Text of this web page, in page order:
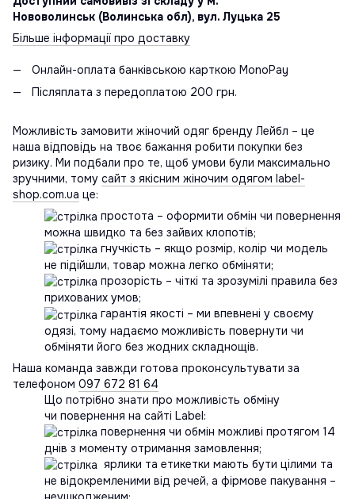
Нововолинськ (Волинська обл), вул. Луцька 25
Більше інформації про доставку
Онлайн-оплата банківською карткою MonoPay
Післяплата з передоплатою 200 грн.
Можливість замовити жіночий одяг бренду Лейбл – це
наша відповідь на твоє бажання робити покупки без
ризику. Ми подбали про те, щоб умови були максимально
зручними, тому сайт з якісним жіночим одягом label-
shop.com.ua це:
простота – оформити обмін чи повернення
можна швидко та без зайвих клопотів;
гнучкість – якщо розмір, колір чи модель
не підійшли, товар можна легко обміняти;
прозорість – чіткі та зрозумілі правила без
прихованих умов;
гарантія якості – ми впевнені у своєму
одязі, тому надаємо можливість повернути чи
обміняти його без жодних складнощів.
Наша команда завжди готова проконсультувати за
телефоном 097 672 81 64
Що потрібно знати про можливість обміну
чи повернення на сайті Label:
повернення чи обмін можливі протягом 14
днів з моменту отримання замовлення;
ярлики та етикетки мають бути цілими та
не відокремленими від речей, а фірмове пакування –